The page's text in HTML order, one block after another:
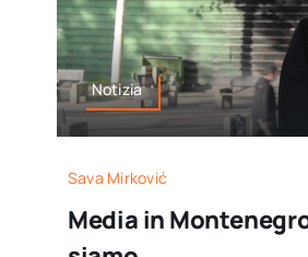
Notizia
Sava Mirković
Media in